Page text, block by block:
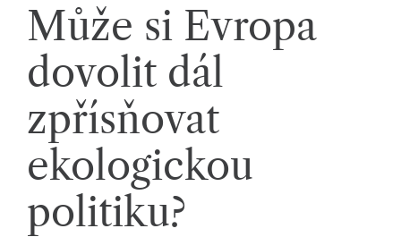
Může si Evropa
dovolit dál
zpřísňovat
ekologickou
politiku?